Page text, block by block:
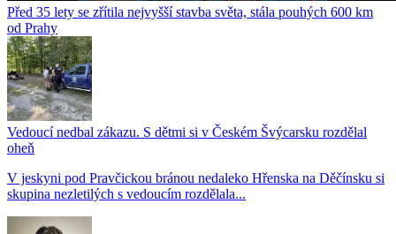
Před 35 lety se zřítila nejvyšší stavba světa, stála pouhých 600 km
od Prahy
Vedoucí nedbal zákazu. S dětmi si v Českém Švýcarsku rozdělal
oheň
V jeskyni pod Pravčickou bránou nedaleko Hřenska na Děčínsku si
skupina nezletilých s vedoucím rozdělala...